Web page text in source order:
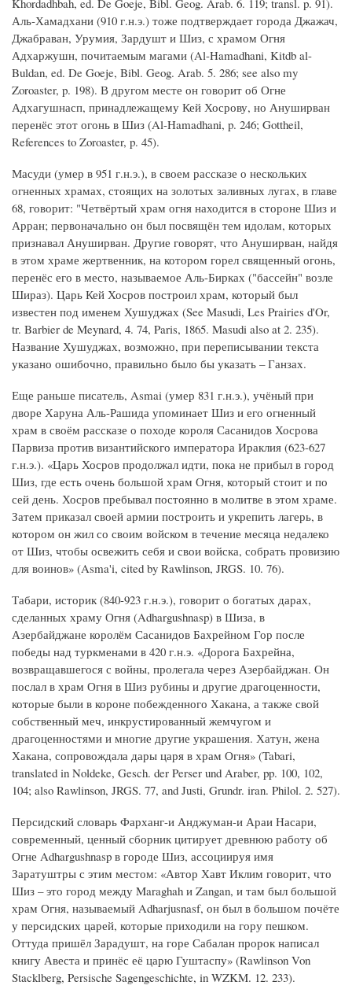
Khordadhbah, ed. De Goeje, Bibl. Geog. Arab. 6. 119; transl. p. 91).
Аль-Хамадхани (910 г.н.э.) тоже подтверждает города Джажач,
Джабраван, Урумия, Зардушт и Шиз, с храмом Огня
Адхаржушн, почитаемым магами (Al-Hamadhani, Kitdb al-
Buldan, ed. De Goeje, Bibl. Geog. Arab. 5. 286; see also my
Zoroaster, p. 198). В другом месте он говорит об Огне
Адхагушнасп, принадлежащему Кей Хосрову, но Ануширван
перенёс этот огонь в Шиз (Al-Hamadhani, p. 246; Gottheil,
References to Zoroaster, p. 45).
Масуди (умер в 951 г.н.э.), в своем рассказе о нескольких
огненных храмах, стоящих на золотых заливных лугах, в главе
68, говорит: "Четвёртый храм огня находится в стороне Шиз и
Арран; первоначально он был посвящён тем идолам, которых
признавал Ануширван. Другие говорят, что Ануширван, найдя
в этом храме жертвенник, на котором горел священный огонь,
перенёс его в место, называемое Аль-Бирках ("бассейн" возле
Шираз). Царь Кей Хосров построил храм, который был
известен под именем Хушуджах (See Masudi, Les Prairies d'Or,
tr. Barbier de Meynard, 4. 74, Paris, 1865. Masudi also at 2. 235).
Название Хушуджах, возможно, при переписывании текста
указано ошибочно, правильно было бы указать – Ганзах.
Еще раньше писатель, Asmai (умер 831 г.н.э.), учёный при
дворе Харуна Аль-Рашида упоминает Шиз и его огненный
храм в своём рассказе о походе короля Сасанидов Хосрова
Парвиза против византийского императора Ираклия (623-627
г.н.э.). «Царь Хосров продолжал идти, пока не прибыл в город
Шиз, где есть очень большой храм Огня, который стоит и по
сей день. Хосров пребывал постоянно в молитве в этом храме.
Затем приказал своей армии построить и укрепить лагерь, в
котором он жил со своим войском в течение месяца недалеко
от Шиз, чтобы освежить себя и свои войска, собрать провизию
для воинов» (Asma'i, cited by Rawlinson, JRGS. 10. 76).
Табари, историк (840-923 г.н.э.), говорит о богатых дарах,
сделанных храму Огня (Adhargushnasp) в Шиза, в
Азербайджане королём Сасанидов Бахрейном Гор после
победы над туркменами в 420 г.н.э. «Дорога Бахрейна,
возвращавшегося с войны, пролегала через Азербайджан. Он
послал в храм Огня в Шиз рубины и другие драгоценности,
которые были в короне побежденного Хакана, а также свой
собственный меч, инкрустированный жемчугом и
драгоценностями и многие другие украшения. Хатун, жена
Хакана, сопровождала дары царя в храм Огня» (Tabari,
translated in Noldeke, Gesch. der Perser und Araber, pp. 100, 102,
104; also Rawlinson, JRGS. 77, and Justi, Grundr. iran. Philol. 2. 527).
Персидский словарь Фарханг-и Анджуман-и Араи Насари,
современный, ценный сборник цитирует древнюю работу об
Огне Adhargushnasp в городе Шиз, ассоциируя имя
Заратуштры с этим местом: «Автор Хавт Иклим говорит, что
Шиз – это город между Maraghah и Zangan, и там был большой
храм Огня, называемый Adharjusnasf, он был в большом почёте
у персидских царей, которые приходили на гору пешком.
Оттуда пришёл Зарадушт, на горе Сабалан пророк написал
книгу Авеста и принёс её царю Гуштаспу» (Rawlinson Von
Stacklberg, Persische Sagengeschichte, in WZKM. 12. 233).